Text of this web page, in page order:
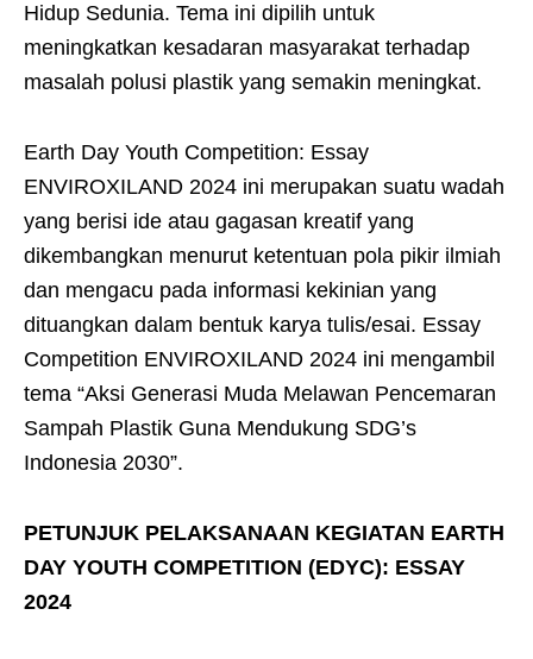
Hidup Sedunia. Tema ini dipilih untuk
meningkatkan kesadaran masyarakat terhadap
masalah polusi plastik yang semakin meningkat.
Earth Day Youth Competition: Essay
ENVIROXILAND 2024 ini merupakan suatu wadah
yang berisi ide atau gagasan kreatif yang
dikembangkan menurut ketentuan pola pikir ilmiah
dan mengacu pada informasi kekinian yang
dituangkan dalam bentuk karya tulis/esai. Essay
Competition ENVIROXILAND 2024 ini mengambil
tema “Aksi Generasi Muda Melawan Pencemaran
Sampah Plastik Guna Mendukung SDG’s
Indonesia 2030”.
PETUNJUK PELAKSANAAN KEGIATAN EARTH
DAY YOUTH COMPETITION (EDYC): ESSAY
2024